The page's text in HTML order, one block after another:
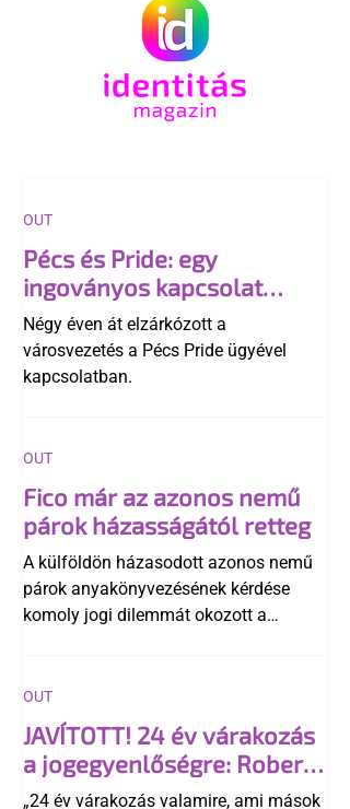
Pécs és Pride: egy
ingoványos kapcsolat
története
Négy éven át elzárkózott a
városvezetés a Pécs Pride ügyével
kapcsolatban.
OUT
Fico már az azonos nemű
párok házasságától retteg
A külföldön házasodott azonos nemű
párok anyakönyvezésének kérdése
komoly jogi dilemmát okozott a
egyértelműen tiltja a házasságuk
elismerését. Közben az ellenzéken belül
is vita robbant ki arról, hogy vissza
kellene-e vonni a kormány konzervatív
alkotmánymódosítását
OUT
JAVÍTOTT! 24 év várakozás
a jogegyenlőségre: Robert
Biedroń megindító üzenete
„24 év várakozás valamire, ami mások
OUT